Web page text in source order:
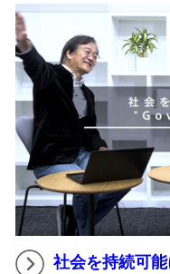
社会を持続可